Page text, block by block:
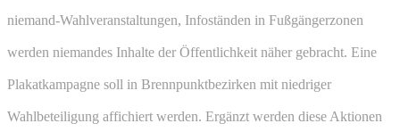
niemand-Wahlveranstaltungen, Infoständen in Fußgängerzonen
werden niemandes Inhalte der Öffentlichkeit näher gebracht. Eine
Plakatkampagne soll in Brennpunktbezirken mit niedriger
Wahlbeteiligung affichiert werden. Ergänzt werden diese Aktionen